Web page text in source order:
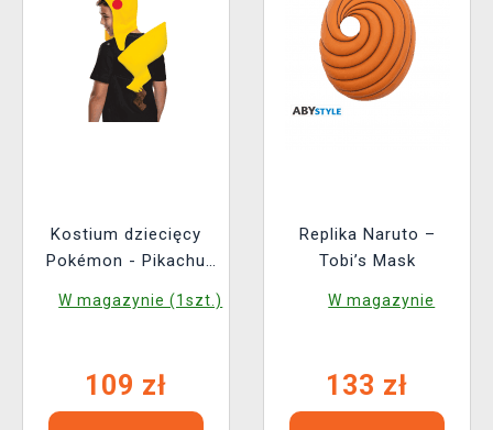
Kostium dziecięcy
Pokémon - Pikachu
W magazynie (1szt.)
109 zł
Replika Naruto –
Tobi’s Mask
W magazynie
133 zł